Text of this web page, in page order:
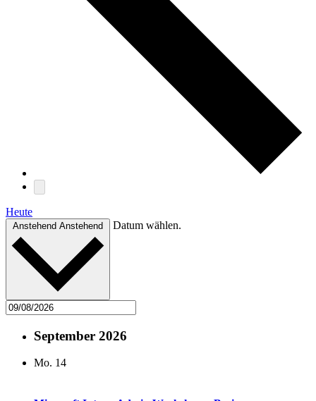
Heute
Anstehend Anstehend Datum wählen.
September 2026
Mo. 14